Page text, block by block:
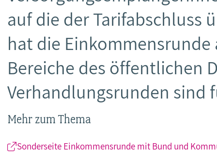
auf die der Tarifabschluss
hat die
Bereiche des öffentlichen
Verhandlungsrunden sind
Mehr zum Thema
Sonderseite Einkommensrunde mit Bund und